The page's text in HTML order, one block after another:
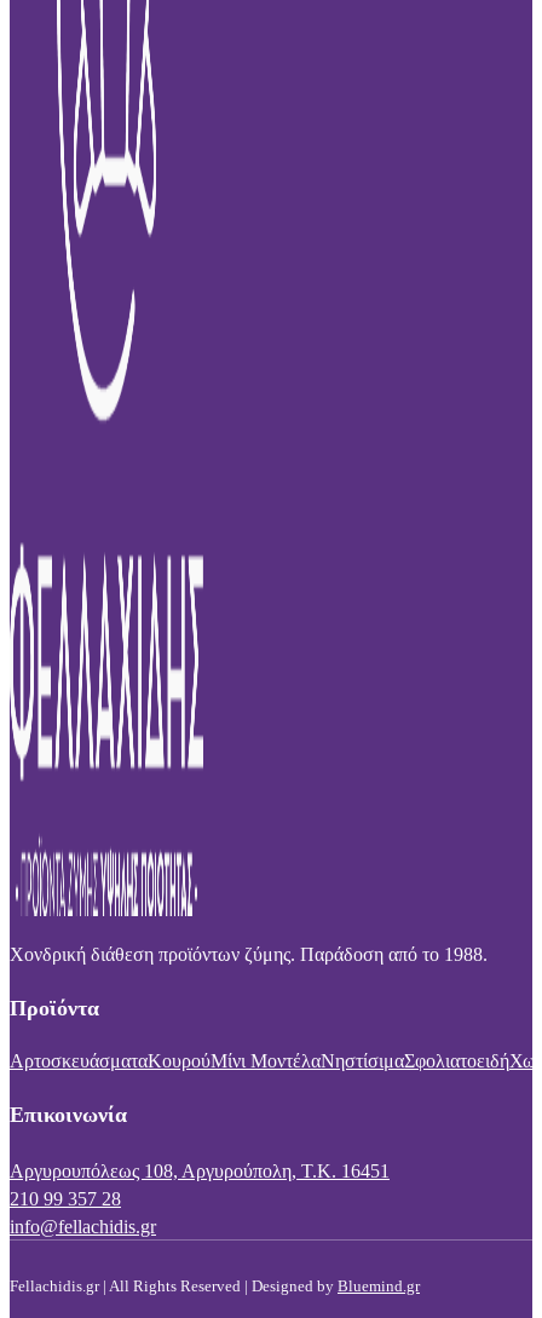
Χονδρική διάθεση προϊόντων ζύμης. Παράδοση από το 1988.
Προϊόντα
ΑρτοσκευάσματαΚουρούΜίνι ΜοντέλαΝηστίσιμαΣφολιατοειδή
Επικοινωνία
Αργυρουπόλεως 108, Αργυρούπολη, Τ.Κ. 16451
210 99 357 28
info@fellachidis.gr
Fellachidis.gr | All Rights Reserved | Designed by Bluemind.gr